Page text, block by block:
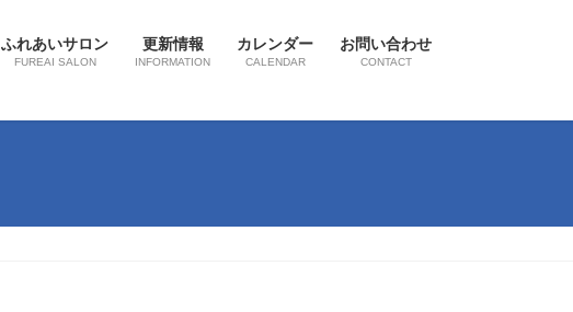
ふれあいサロン
FUREAI SALON
更新情報
INFORMATION
カレンダー
CALENDAR
お問い合わせ
CONTACT